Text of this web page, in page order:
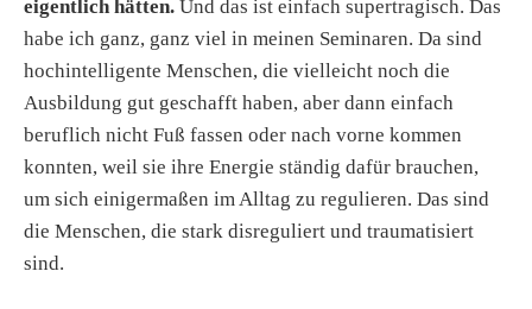
eigentlich hätten. Und das ist einfach supertragisch. Das
habe ich ganz, ganz viel in meinen Seminaren. Da sind
hochintelligente Menschen, die vielleicht noch die
Ausbildung gut geschafft haben, aber dann einfach
beruflich nicht Fuß fassen oder nach vorne kommen
konnten, weil sie ihre Energie ständig dafür brauchen,
um sich einigermaßen im Alltag zu regulieren. Das sind
die Menschen, die stark disreguliert und traumatisiert
sind.